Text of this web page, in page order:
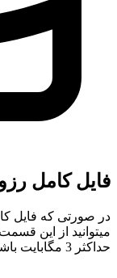
فایل کامل
در صورتی که فایل
حداکثر 3 مگابایت باشد.